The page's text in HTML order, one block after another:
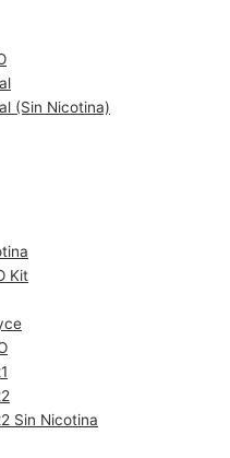
(Sin Nicotina)
Kit
Sin Nicotina